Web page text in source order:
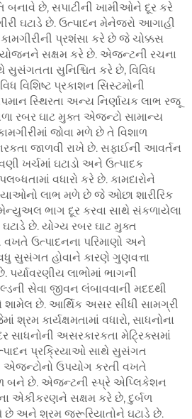
બનાવે છે, સપાટીની ખામીઓને દૂર કરે
ઘટાડે છે. ઉત્પાદન મેનેજરો આગાહી
પ્રશંસા કરે છે જે ચોક્કસ
સક્ષમ કરે છે. એજન્ટની રચના
સુસંગતતા સુનિશ્ચિત કરે છે, વિવિધ
વિશિષ્ટ પ્રકાશન સિસ્ટમોની
સ્થિરતા અન્ય નિર્ણાયક લાભ રજૂ
રબર ઘાટ મુક્ત એજન્ટો સામાન્ય
જોવા મળે છે તે વિશાળ
જાળવી રાખે છે. સફાઈની આવર્તન
ખર્ચમાં ઘટાડો અને ઉત્પાદક
વધારો કરે છે. કામદારોને
લાભ મળે છે જે ઓછા શારીરિક
ભાગ દૂર કરવા સાથે સંકળાયેલા
છે. યોગ્ય રબર ઘાટ મુક્ત
ઉત્પાદનના પરિમાણો અને
સુસંગત હોવાને કારણે ગુણવત્તા
પર્યાવરણીય લાભોમાં ભાગની
સેવા જીવન લંબાવવાની મદદથી
શામેલ છે. આર્થિક અસર સીધી સામગ્રી
શ્રમ કાર્યક્ષમતામાં વધારો, સાધનોના
સાધનોની અસરકારકતા મેટ્રિક્સમાં
પ્રક્રિયાઓ સાથે સુસંગત
એજન્ટોનો ઉપયોગ કરતી વખતે
બને છે. એજન્ટની સ્પ્રે એપ્લિકેશન
એકીકરણને સક્ષમ કરે છે, દુર્બળ
અને શ્રમ જરૂરિયાતોને ઘટાડે છે.